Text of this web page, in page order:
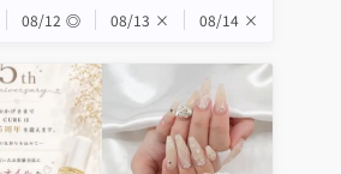
08/12 ◎ 08/13 × 08/14 ×